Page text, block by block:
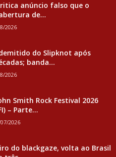
anúncio falso que o
de...
2026
do Slipknot após
banda...
2026
Smith Rock Festival 2026
– Parte...
2026
do blackgaze, volta ao Brasil